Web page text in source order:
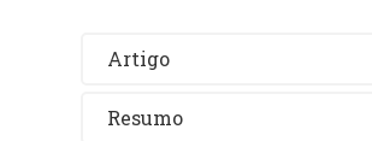
Artigo
Resumo